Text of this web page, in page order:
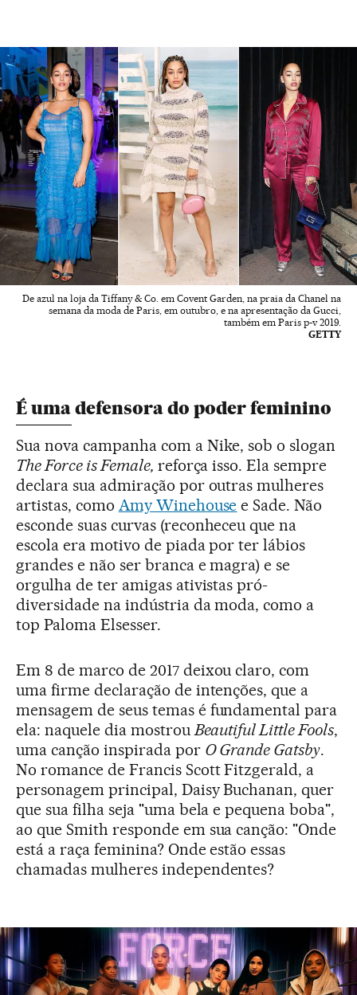
De azul na loja da Tiffany & Co. em Covent Garden, na praia da Chanel na
semana da moda de Paris, em outubro, e na apresentação da Gucci,
também em Paris p-v 2019.
GETTY
É uma defensora do poder feminino
Sua nova campanha com a Nike, sob o slogan
The Force is Female, reforça isso. Ela sempre
declara sua admiração por outras mulheres
artistas, como Amy Winehouse e Sade. Não
esconde suas curvas (reconheceu que na
escola era motivo de piada por ter lábios
grandes e não ser branca e magra) e se
orgulha de ter amigas ativistas pró-
diversidade na indústria da moda, como a
top Paloma Elsesser.
Em 8 de marco de 2017 deixou claro, com
uma firme declaração de intenções, que a
mensagem de seus temas é fundamental para
ela: naquele dia mostrou Beautiful Little Fools,
uma canção inspirada por O Grande Gatsby.
No romance de Francis Scott Fitzgerald, a
personagem principal, Daisy Buchanan, quer
que sua filha seja "uma bela e pequena boba",
ao que Smith responde em sua canção: "Onde
está a raça feminina? Onde estão essas
chamadas mulheres independentes?